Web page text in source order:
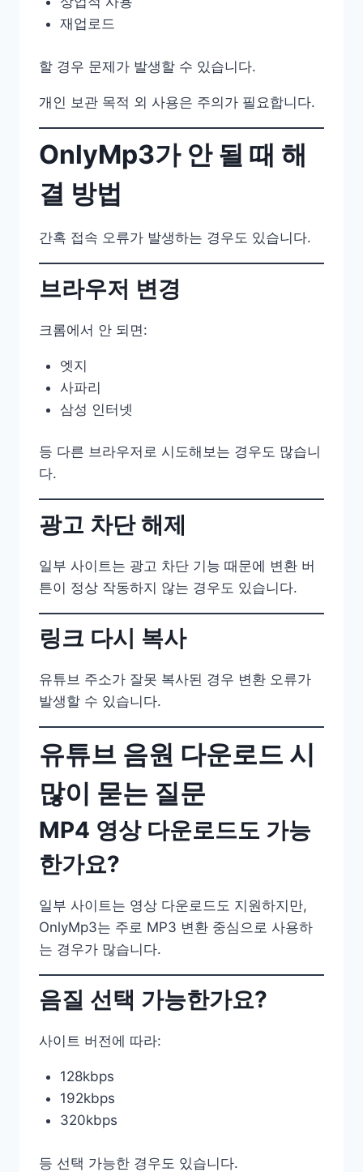
재업로드
할 경우 문제가 발생할 수 있습니다.
개인 보관 목적 외 사용은 주의가 필요합니다.
OnlyMp3가 안 될 때 해
결 방법
간혹 접속 오류가 발생하는 경우도 있습니다.
브라우저 변경
크롬에서 안 되면:
엣지
사파리
삼성 인터넷
등 다른 브라우저로 시도해보는 경우도 많습니
다.
광고 차단 해제
일부 사이트는 광고 차단 기능 때문에 변환 버
튼이 정상 작동하지 않는 경우도 있습니다.
링크 다시 복사
유튜브 주소가 잘못 복사된 경우 변환 오류가
발생할 수 있습니다.
유튜브 음원 다운로드 시
많이 묻는 질문
MP4 영상 다운로드도 가능
한가요?
일부 사이트는 영상 다운로드도 지원하지만,
OnlyMp3는 주로 MP3 변환 중심으로 사용하
는 경우가 많습니다.
음질 선택 가능한가요?
사이트 버전에 따라:
128kbps
192kbps
320kbps
등 선택 가능한 경우도 있습니다.